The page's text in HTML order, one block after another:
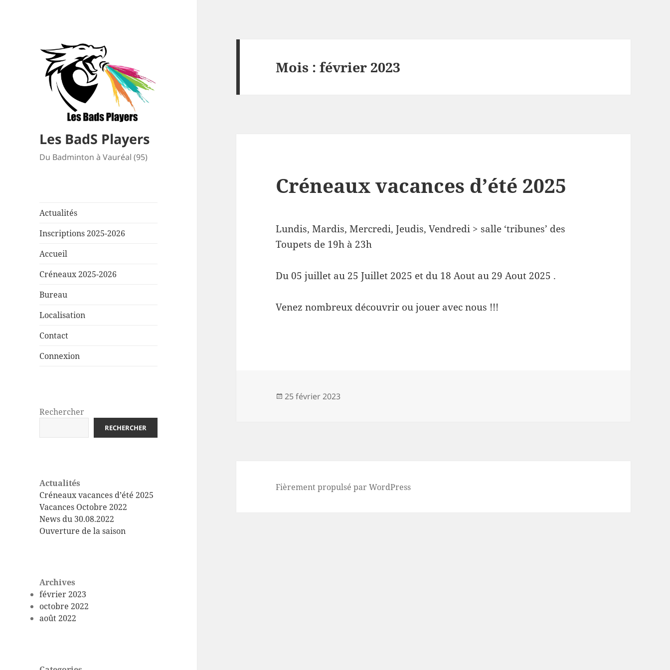
Les BadS Players
Du Badminton à Vauréal (95)
Actualités
Inscriptions 2025-2026
Accueil
Créneaux 2025-2026
Bureau
Localisation
Contact
Connexion
Rechercher
RECHERCHER
Actualités
Créneaux vacances d’été 2025
Vacances Octobre 2022
News du 30.08.2022
Ouverture de la saison
Archives
février 2023
octobre 2022
août 2022
Mois :février 2023
Créneaux vacances d’été 2025
Lundis, Mardis, Mercredi, Jeudis, Vendredi > salle ‘tribunes’ des
Toupets de 19h à 23h
Du 05 juillet au 25 Juillet 2025 et du 18 Aout au 29 Aout 2025 .
Venez nombreux découvrir ou jouer avec nous !!!
Publié
25 février 2023
Fièrement propulsé par WordPress